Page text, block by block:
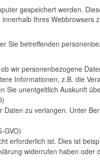
gespeichert werden.
Ihres
Sie betreffenden
wir personenbezogene
Informationen, z.B. die
Sie unentgeltlich Auskunft
zu verlangen. Unter
GVO)
erforderlich ist. Dies ist
widerrufen haben